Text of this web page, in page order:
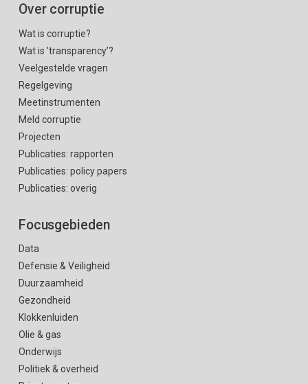
Over corruptie
Wat is corruptie?
Wat is ’transparency’?
Veelgestelde vragen
Regelgeving
Meetinstrumenten
Meld corruptie
Projecten
Publicaties: rapporten
Publicaties: policy papers
Publicaties: overig
Focusgebieden
Data
Defensie & Veiligheid
Duurzaamheid
Gezondheid
Klokkenluiden
Olie & gas
Onderwijs
Politiek & overheid